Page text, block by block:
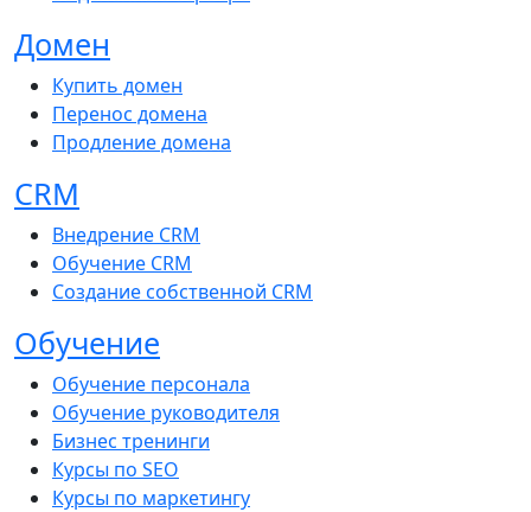
Домен
Купить домен
Перенос домена
Продление домена
CRM
Внедрение CRM
Обучение CRM
Создание собственной CRM
Обучение
Обучение персонала
Обучение руководителя
Бизнес тренинги
Курсы по SEO
Курсы по маркетингу